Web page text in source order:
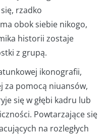
rzadko
obok siebie nikogo,
historii zostaje
z grupą.
ikonografii,
za pomocą niuansów,
się w głębi kadru lub
Powtarzające się
na rozległych